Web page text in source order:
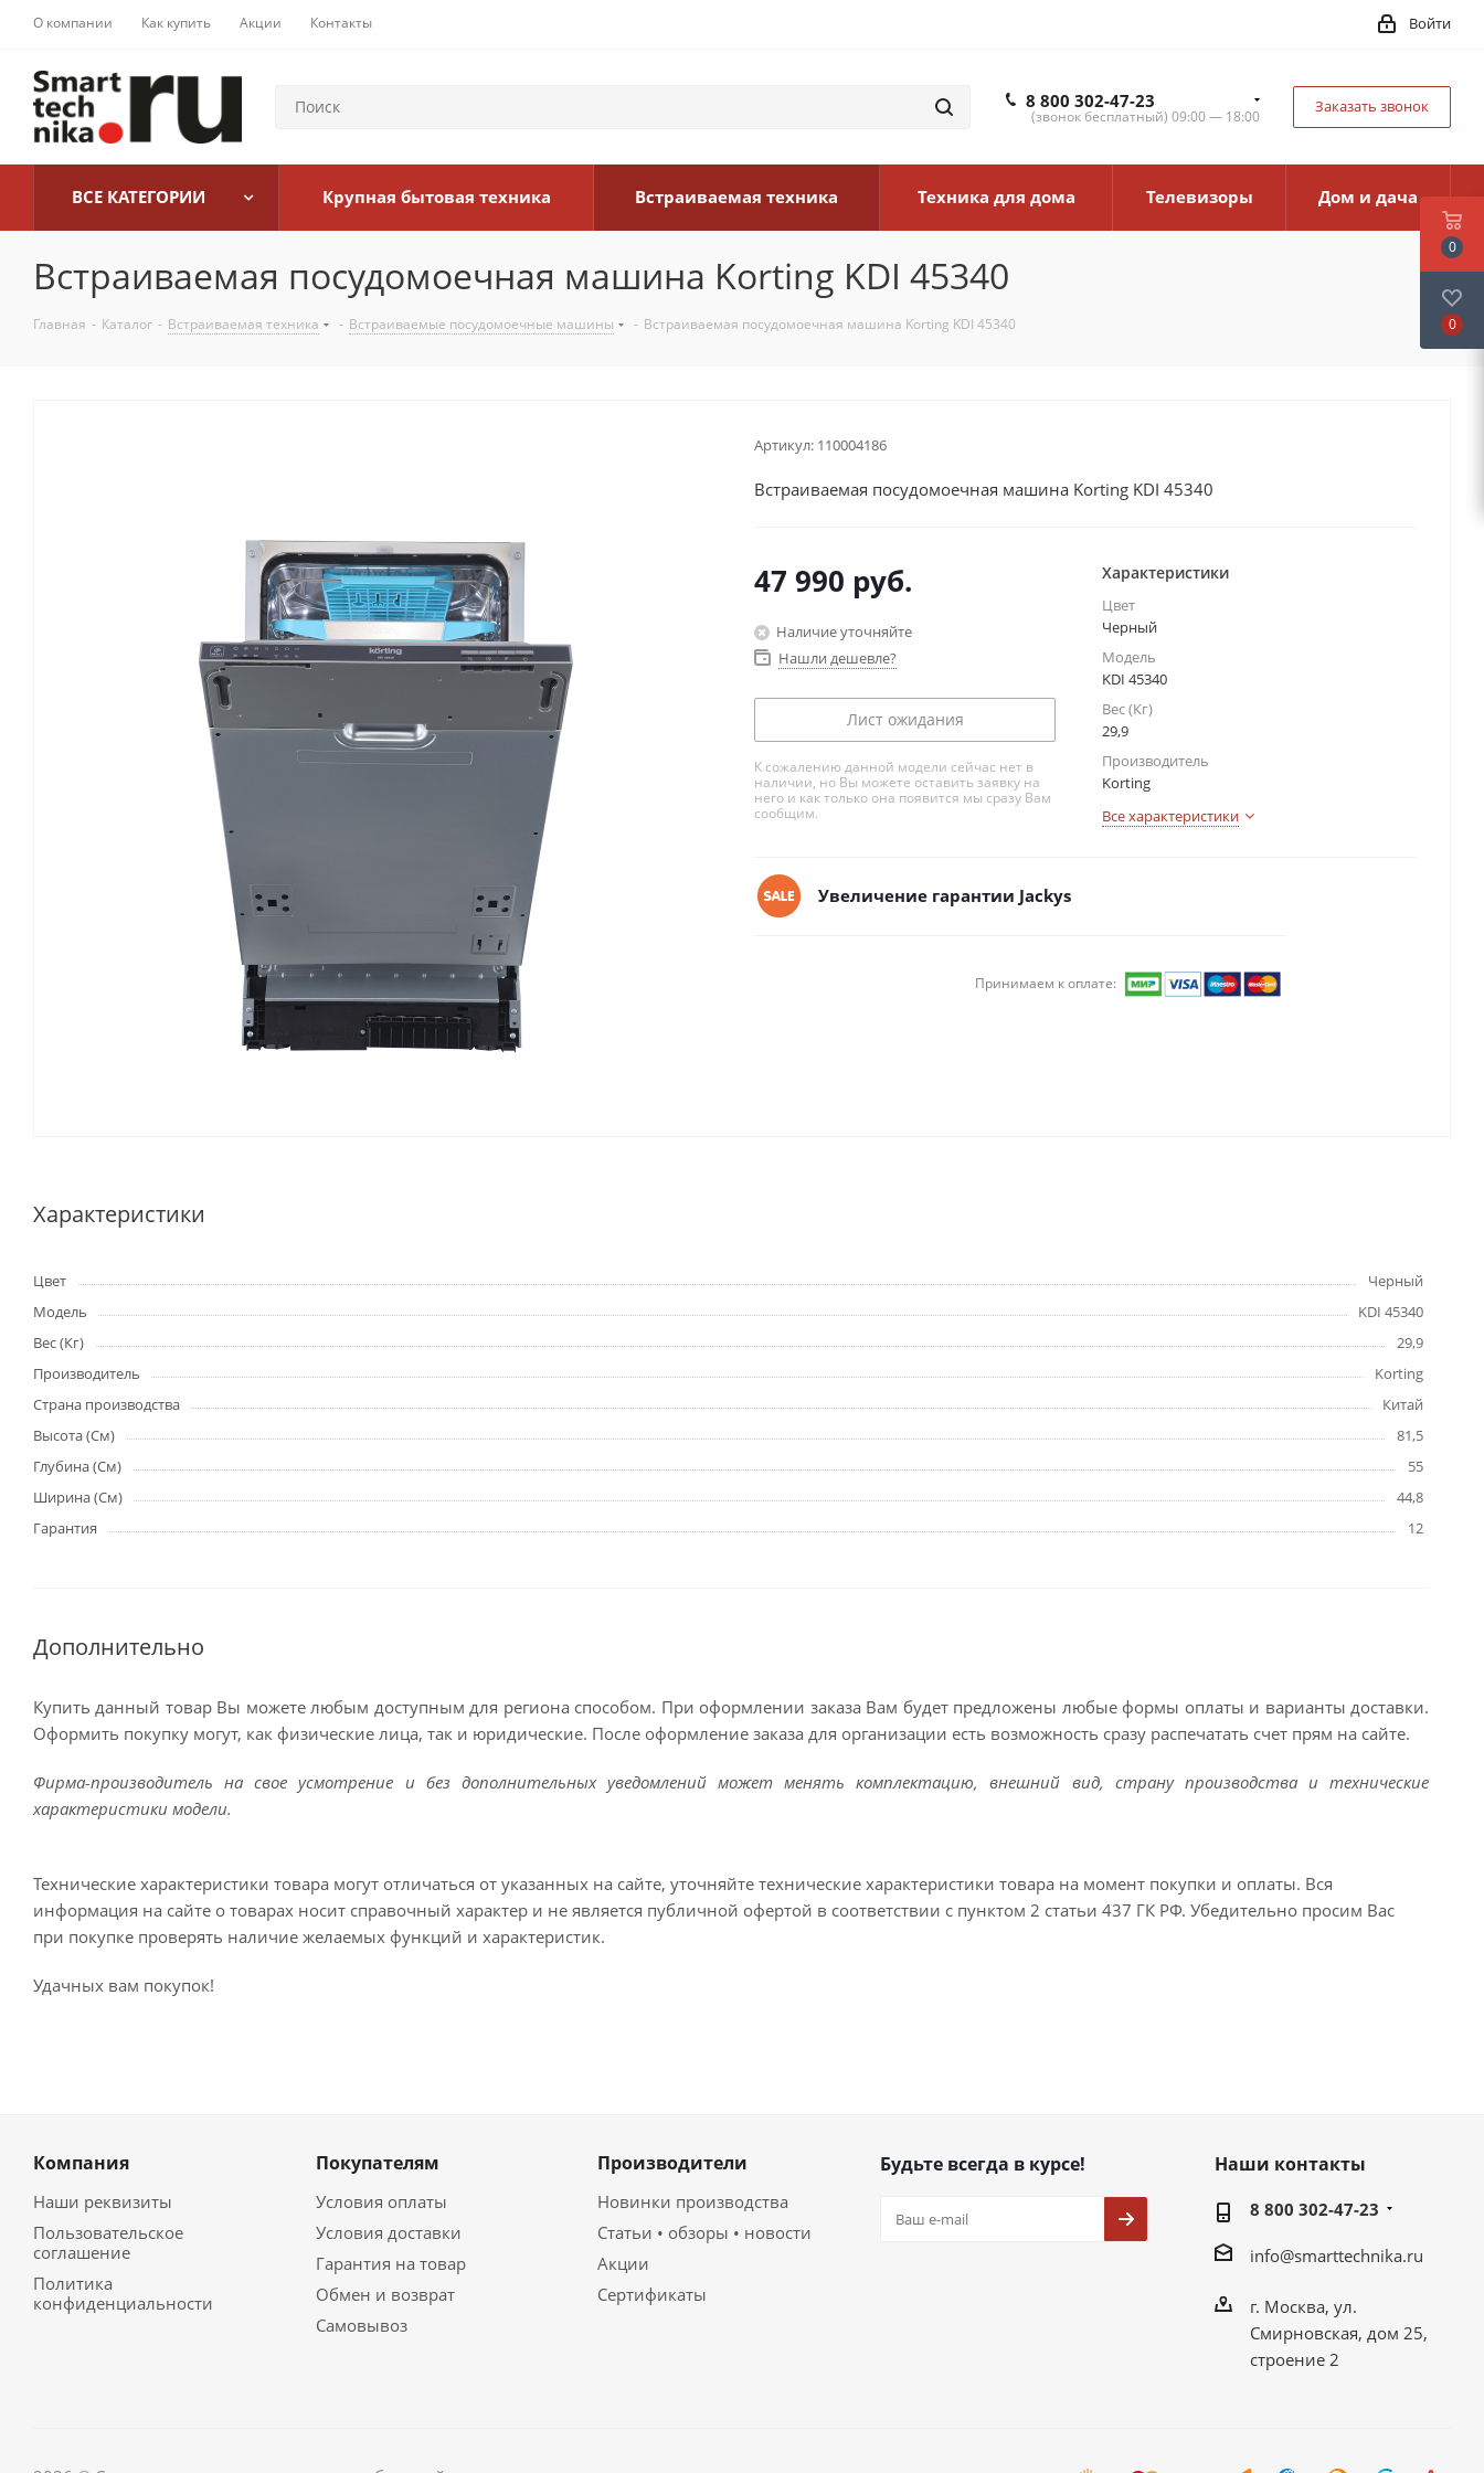
О компании Как купить Акции Контакты Войти
8 800 302-47-23
(звонок бесплатный) 09:00 — 18:00
Заказать звонок
ВСЕ КАТЕГОРИИ Крупная бытовая техника Встраиваемая техника Техника для дома Телевизоры Дом и дача
Встраиваемая посудомоечная машина Korting KDI 45340
Главная - Каталог - Встраиваемая техника - Встраиваемые посудомоечные машины - Встраиваемая посудомоечная машина Korting KDI 45340
Артикул: 110004186
Встраиваемая посудомоечная машина Korting KDI 45340
47 990 руб.
Наличие уточняйте
Нашли дешевле?
Лист ожидания
К сожалению данной модели сейчас нет в
наличии, но Вы можете оставить заявку на
него и как только она появится мы сразу Вам
сообщим.
Характеристики
Цвет
Черный
Модель
KDI 45340
Вес (Кг)
29,9
Производитель
Korting
Все характеристики
Увеличение гарантии Jackys
Принимаем к оплате:
Характеристики
Цвет
Черный
Модель
KDI 45340
Вес (Кг)
29,9
Производитель
Korting
Страна производства
Китай
Высота (См)
81,5
Глубина (См)
55
Ширина (См)
44,8
Гарантия
12
Дополнительно
Купить данный товар Вы можете любым доступным для региона способом. При оформлении заказа Вам будет предложены любые формы оплаты и варианты доставки.
Оформить покупку могут, как физические лица, так и юридические. После оформление заказа для организации есть возможность сразу распечатать счет прям на сайте.
Фирма-производитель на свое усмотрение и без дополнительных уведомлений может менять комплектацию, внешний вид, страну производства и технические
характеристики модели.
Технические характеристики товара могут отличаться от указанных на сайте, уточняйте технические характеристики товара на момент покупки и оплаты. Вся
информация на сайте о товарах носит справочный характер и не является публичной офертой в соответствии с пунктом 2 статьи 437 ГК РФ. Убедительно просим Вас
при покупке проверять наличие желаемых функций и характеристик.
Удачных вам покупок!
Компания
Наши реквизиты
Пользовательское
соглашение
Политика
конфиденциальности
Покупателям
Условия оплаты
Условия доставки
Гарантия на товар
Обмен и возврат
Самовывоз
Производители
Новинки производства
Статьи • обзоры • новости
Акции
Сертификаты
Будьте всегда в курсе! Наши контакты
8 800 302-47-23
info@smarttechnika.ru
г. Москва, ул.
Смирновская, дом 25,
строение 2
0
0